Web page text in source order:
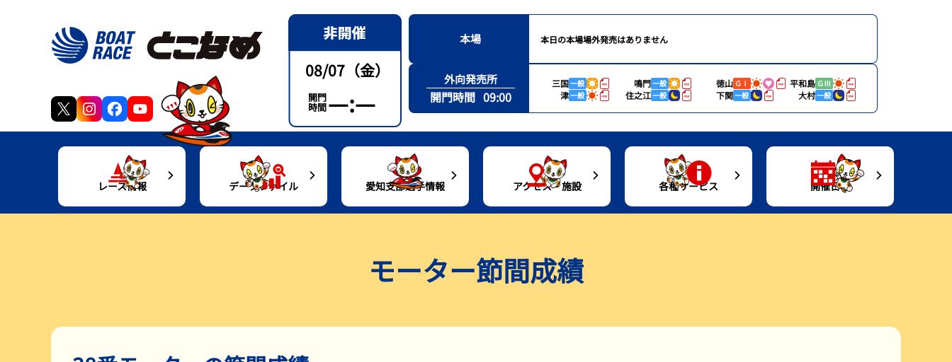
本場 本日の本場場外発売はありません
外向発売所
開門時間 09:00
三国一般 鳴門一般 徳山 ＧⅠ 平和島 ＧⅢ
津一般 住之江一般 下関一般 大村一般
08/07（金）
開門
時間—:—
レース情報
レース展望
シリーズインデックス
過去の結果一覧
データファイル
水面特性・進入コース別情報
愛知支部選手情報
愛知支部選手月別優勝者一覧
アクセス・施設
グルメ案内
各種サービス
公式YouTube配信番組表
開催日程
モーター節間成績